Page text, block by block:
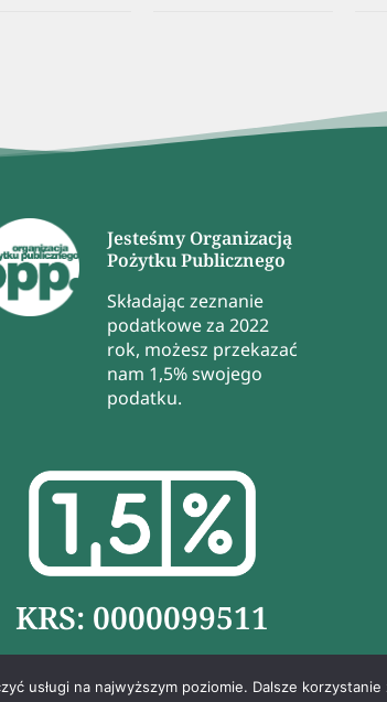
Jesteśmy Organizacją
Pożytku Publicznego
Składając zeznanie
podatkowe za 2022
rok, możesz przekazać
nam 1,5% swojego
podatku.
KRS: 0000099511
usługi na najwyższym poziomie. Dalsze